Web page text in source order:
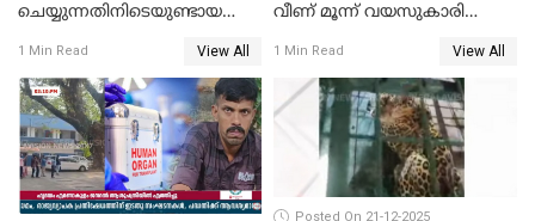
ചെയ്യുന്നതിനിടെയുണ്ടായ
ദാരുണാന്ത്യം; ജീപ്സി
ഓടിച്ചയാൾ അറസ്റ്റിൽ.
1 Min Read View All
വീണ് മൂന്ന് വയസുകാരി
1 Min Read View All
Posted On 21-12-2025